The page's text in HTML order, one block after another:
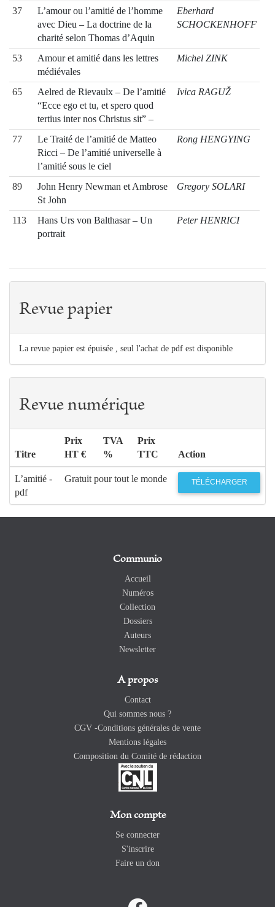
37
L’amour ou l’amitié de l’homme
avec Dieu – La doctrine de la
charité selon Thomas d’Aquin
Eberhard
SCHOCKENHOFF
53
Amour et amitié dans les lettres
médiévales
Michel ZINK
65
Aelred de Rievaulx – De l’amitié
“Ecce ego et tu, et spero quod
tertius inter nos Christus sit” –
Ivica RAGUŽ
77
Le Traité de l’amitié de Matteo
Ricci – De l’amitié universelle à
l’amitié sous le ciel
Rong HENGYING
89
John Henry Newman et Ambrose
St John
Gregory SOLARI
113
Hans Urs von Balthasar – Un
portrait
Peter HENRICI
Revue papier
La revue papier est épuisée , seul l'achat de pdf est disponible
Revue numérique
Titre
Prix
HT €
TVA
%
Prix
TTC
Action
L’amitié -
pdf
Gratuit pour tout le monde TÉLÉCHARGER
Communio
Accueil
Numéros
Collection
Dossiers
Auteurs
Newsletter
A propos
Contact
Qui sommes nous ?
CGV -Conditions générales de vente
Mentions légales
Composition du Comité de rédaction
Mon compte
Se connecter
S'inscrire
Faire un don